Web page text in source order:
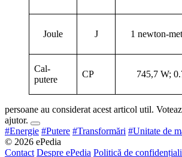
Joule J 1 newton-
Cal-
putere
CP 745,7 W;
persoane au considerat acest articol util.
ajutor.
#Energie #Putere #Transformări #Unitate de
© 2026 ePedia
Contact Despre ePedia Politică de